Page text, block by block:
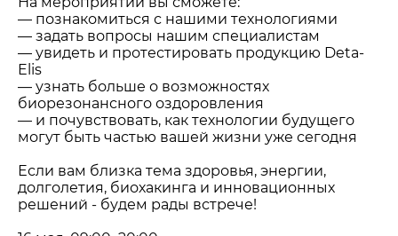
— познакомиться с нашими технологиями
— задать вопросы нашим специалистам
— увидеть и протестировать продукцию Deta-
Elis
— узнать больше о возможностях
биорезонансного оздоровления
— и почувствовать, как технологии будущего
могут быть частью вашей жизни уже сегодня
Если вам близка тема здоровья, энергии,
долголетия, биохакинга и инновационных
решений - будем рады встрече!